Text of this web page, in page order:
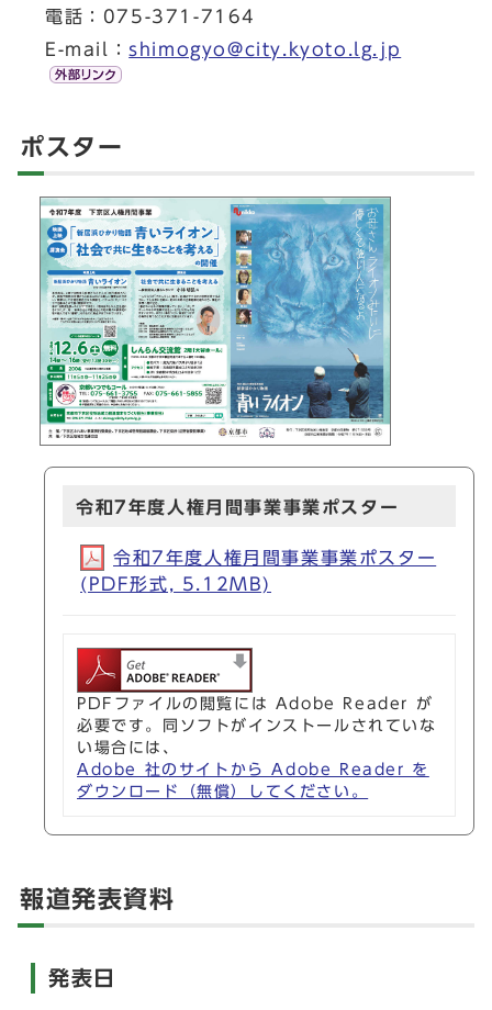
電話：075-371-7164
E-mail： shimogyo@city.kyoto.lg.jp
ポスター
令和7年度人権月間事業事業ポスター
令和7年度人権月間事業事業ポスター
(PDF形式, 5.12MB)
PDFファイルの閲覧には Adobe Reader が
必要です。同ソフトがインストールされていな
い場合には、
Adobe 社のサイトから Adobe Reader を
ダウンロード（無償）してください。
報道発表資料
発表日